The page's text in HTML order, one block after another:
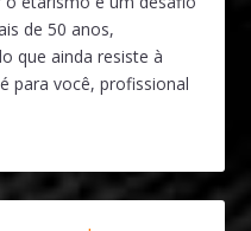
de 50 anos,
que ainda resiste à
para você, profissional